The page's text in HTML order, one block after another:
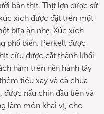
bán thịt. Thịt lợn được sử
xích được đặt trên một
bữa ăn nhẹ. Xúc xích
phổ biến. Perkelt được
cừu được cắt thành khối
hầm trên nền hành tây
tiêu xay và cà chua
nấu chín đầu tiên và
làm món khai vị, cho